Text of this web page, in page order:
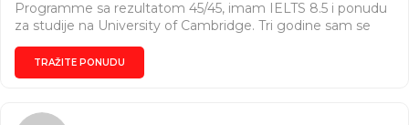
Programme sa rezultatom 45/45, imam IELTS 8.5 i ponudu
za studije na University of Cambridge. Tri godine sam se
skolovao u engleskoj srednjoj skoli. Drzim privatne casove
engleskog jezika i pripremu za IELTS i IB ispite. Casovi su
strukturisani i prakticni: procenjujem nivo, radimo na
na Writing Task 1 i 2. Casovi su online ili uzivo u Beogradu.
TRAŽITE PONUDU